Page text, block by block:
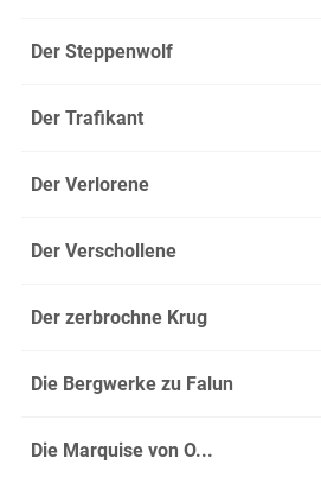
Der Steppenwolf
Der Trafikant
Der Verlorene
Der Verschollene
Der zerbrochne Krug
Die Bergwerke zu Falun
Die Marquise von O...